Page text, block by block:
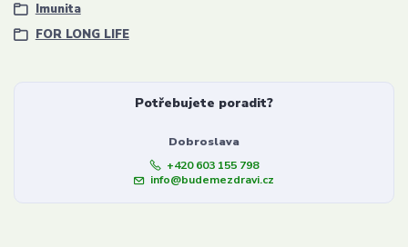
Imunita
FOR LONG LIFE
Potřebujete poradit?
Dobroslava
+420 603 155 798
info@budemezdravi.cz